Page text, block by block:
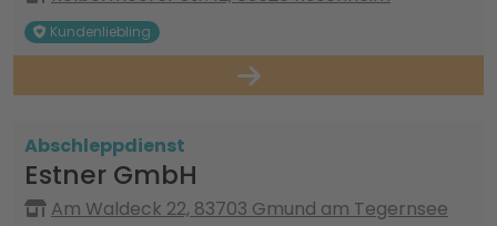
Kundenliebling
Abschleppdienst
Estner GmbH
Am Waldeck 22, 83703 Gmund am Tegernsee